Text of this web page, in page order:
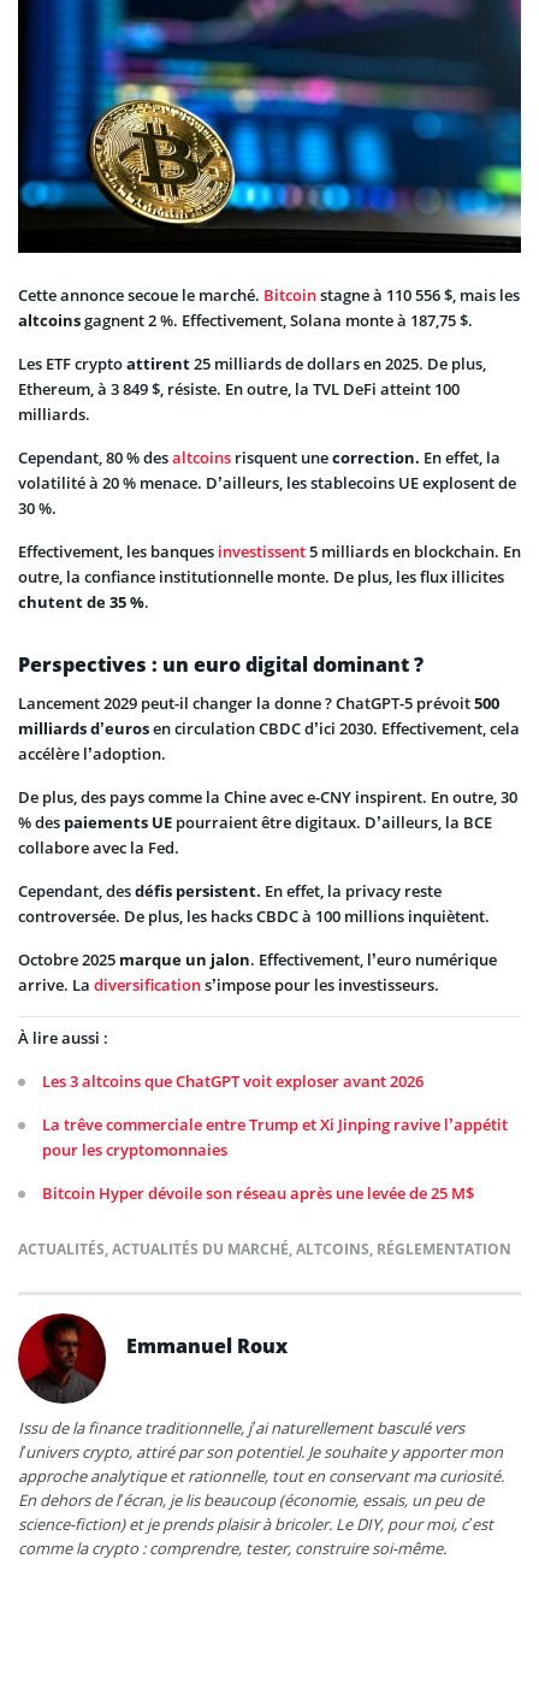
Cette annonce secoue le marché. Bitcoinstagne à 110 556 $, mais les
altcoinsgagnent 2 %. Effectivement, Solana monte à 187,75 $.
Les ETF cryptoattirent25 milliards de dollars en 2025. De plus,
Ethereum, à 3 849 $, résiste. En outre, la TVL DeFi atteint 100
milliards.
Cependant, 80 % desaltcoins risquent unecorrection. En effet, la
volatilité à 20 % menace. D’ailleurs, les stablecoins UE explosent de
30 %.
Effectivement, les banques investissent5 milliards en blockchain. En
outre, la confiance institutionnelle monte. De plus, les flux illicites
chutent de 35 %.
Perspectives : un euro digital dominant ?
Lancement 2029 peut-il changer la donne ? ChatGPT-5 prévoit500
milliards d’eurosen circulation CBDC d’ici 2030. Effectivement, cela
accélère l’adoption.
De plus, des pays comme la Chine avec e-CNY inspirent. En outre, 30
% des paiements UE pourraient être digitaux. D’ailleurs, la BCE
collabore avec la Fed.
Cependant, desdéfis persistent. En effet, la privacy reste
controversée. De plus, les hacks CBDC à 100 millions inquiètent.
Octobre 2025 marque un jalon. Effectivement, l’euro numérique
arrive. La diversifications’impose pour les investisseurs.
À lire aussi :
Les 3 altcoins que ChatGPT voit exploser avant 2026
La trêve commerciale entre Trump et Xi Jinping ravive l’appétit
pour les cryptomonnaies
Bitcoin Hyper dévoile son réseau après une levée de 25 M$
ACTUALITÉS,ACTUALITÉS DU MARCHÉ,ALTCOINS, RÉGLEMENTATION
Emmanuel Roux
Issu de la finance traditionnelle, j’ai naturellement basculé vers
l’univers crypto, attiré par son potentiel. Je souhaite y apporter mon
approche analytique et rationnelle, tout en conservant ma curiosité.
En dehors de l’écran, je lis beaucoup (économie, essais, un peu de
science-fiction) et je prends plaisir à bricoler. Le DIY, pour moi, c’est
comme la crypto : comprendre, tester, construire soi-même.